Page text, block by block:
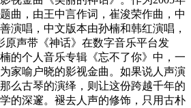
曲，由王中言作词，崔浚荣作曲，中
演唱，中文版本由孙楠和韩红演唱，
原声带《神话》在数字音乐平台发
的个人音乐专辑《忘不了你》中，一
家喻户晓的影视金曲。如果说人声演
么古琴的演绎，则让这份跨越千年的
的深邃。褪去人声的修饰，只用古朴